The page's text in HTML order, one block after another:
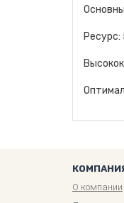
О компании